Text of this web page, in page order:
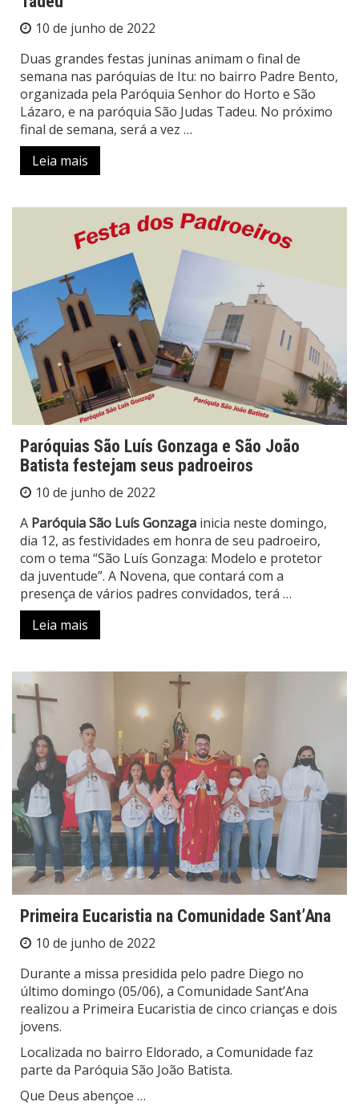
10 de junho de 2022
Duas grandes festas juninas animam o final de
semana nas paróquias de Itu: no bairro Padre Bento,
organizada pela Paróquia Senhor do Horto e São
Lázaro, e na paróquia São Judas Tadeu. No próximo
final de semana, será a vez …
Leia mais
Paróquias São Luís Gonzaga e São João
Batista festejam seus padroeiros
10 de junho de 2022
A Paróquia São Luís Gonzaga inicia neste domingo,
dia 12, as festividades em honra de seu padroeiro,
com o tema “São Luís Gonzaga: Modelo e protetor
da juventude”. A Novena, que contará com a
presença de vários padres convidados, terá …
Leia mais
Primeira Eucaristia na Comunidade Sant’Ana
10 de junho de 2022
Durante a missa presidida pelo padre Diego no
último domingo (05/06), a Comunidade Sant’Ana
realizou a Primeira Eucaristia de cinco crianças e dois
jovens.
Localizada no bairro Eldorado, a Comunidade faz
parte da Paróquia São João Batista.
Que Deus abençoe …